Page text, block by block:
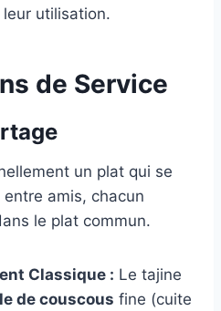
utilisation.
de Service
un plat qui se
amis, chacun
le plat commun.
Classique : Le tajine
de couscous fine (cuite